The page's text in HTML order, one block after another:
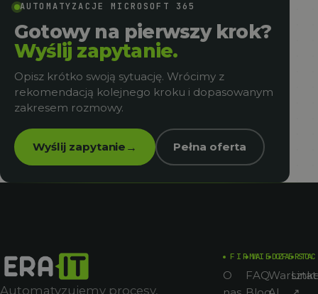
AUTOMATYZACJE MICROSOFT 365
Gotowy na pierwszy krok?
Wyślij zapytanie.
Opisz krótko swoją sytuację. Wrócimy z
rekomendacją kolejnego kroku i dopasowanym
zakresem rozmowy.
Wyślij zapytanie → Pełna oferta
Automatyzujemy procesy,
FIRMA
O
WIEDZA
FAQ
OFERTA
Warsztat